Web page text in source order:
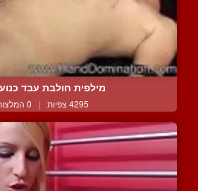
מילפית חולבת עבד
4295 צפיות | 0 המלצות